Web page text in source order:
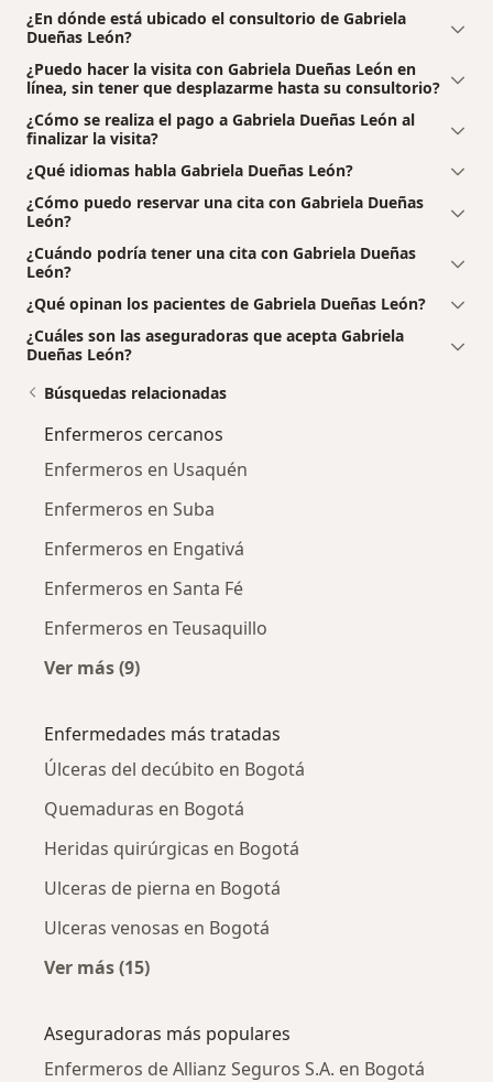
¿En dónde está ubicado el consultorio de Gabriela
Dueñas León?
¿Puedo hacer la visita con Gabriela Dueñas León en
línea, sin tener que desplazarme hasta su consultorio?
¿Cómo se realiza el pago a Gabriela Dueñas León al
finalizar la visita?
¿Qué idiomas habla Gabriela Dueñas León?
¿Cómo puedo reservar una cita con Gabriela Dueñas
León?
¿Cuándo podría tener una cita con Gabriela Dueñas
León?
¿Qué opinan los pacientes de Gabriela Dueñas León?
¿Cuáles son las aseguradoras que acepta Gabriela
Dueñas León?
Búsquedas relacionadas
Enfermeros cercanos
Enfermeros en Usaquén
Enfermeros en Suba
Enfermeros en Engativá
Enfermeros en Santa Fé
Enfermeros en Teusaquillo
Ver más (9)
Enfermedades más tratadas
Úlceras del decúbito en Bogotá
Quemaduras en Bogotá
Heridas quirúrgicas en Bogotá
Ulceras de pierna en Bogotá
Ulceras venosas en Bogotá
Ver más (15)
Aseguradoras más populares
Enfermeros de Allianz Seguros S.A. en Bogotá